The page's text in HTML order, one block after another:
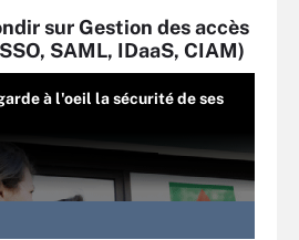
sur Gestion des accès
SAML, IDaaS, CIAM)
à l'oeil la sécurité de ses